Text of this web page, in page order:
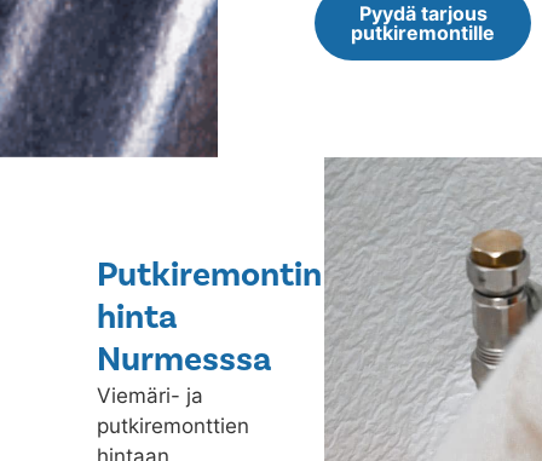
Pyydä tarjous
putkiremontille
Putkiremontin
hinta
Nurmesssa
Viemäri- ja
putkiremonttien